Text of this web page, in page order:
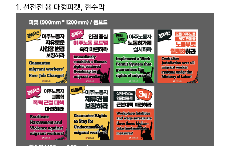
1. 선전전 용 대형피켓, 현수막